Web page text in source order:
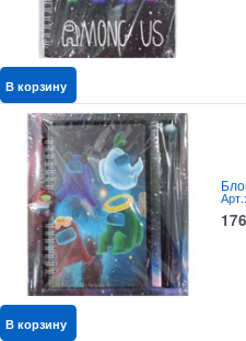
В корзину
176
В корзину